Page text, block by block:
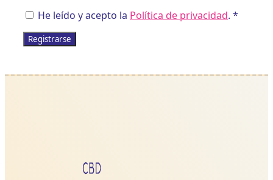
He leído y acepto la Política de privacidad. *
Registrarse